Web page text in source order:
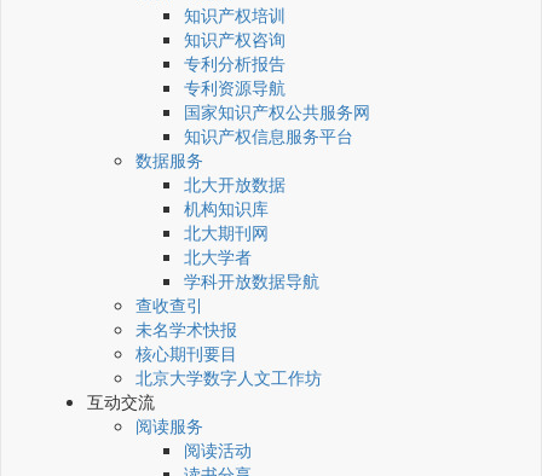
知识产权培训
知识产权咨询
专利分析报告
专利资源导航
国家知识产权公共服务网
知识产权信息服务平台
数据服务
北大开放数据
机构知识库
北大期刊网
北大学者
学科开放数据导航
查收查引
未名学术快报
核心期刊要目
北京大学数字人文工作坊
互动交流
阅读服务
阅读活动